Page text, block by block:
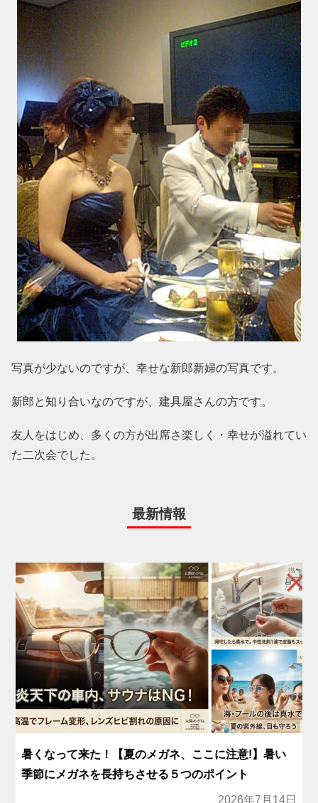
写真が少ないのですが、幸せな新郎新婦の写真です。
新郎と知り合いなのですが、建具屋さんの方です。
友人をはじめ、多くの方が出席さ楽しく・幸せが溢れてい
た二次会でした。
最新情報
暑くなって来た！【夏のメガネ、ここに注意!】暑い
季節にメガネを長持ちさせる５つのポイント
2026年7月14日